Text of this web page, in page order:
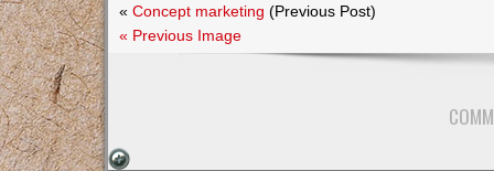
«Concept marketing (Previous Post)
« Previous Image